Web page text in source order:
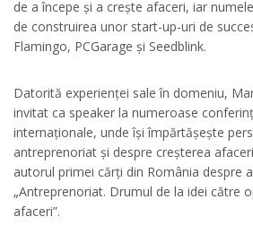
de a începe și a crește afaceri, iar
de construirea unor start-up-uri de
Flamingo, PCGarage și Seedblink.
Datorită experienței sale în domeniu,
invitat ca speaker la numeroase
internaționale, unde își împărtășește
antreprenoriat și despre creșterea
autorul primei cărți din România despre
„Antreprenoriat. Drumul de la idei către
afaceri”.